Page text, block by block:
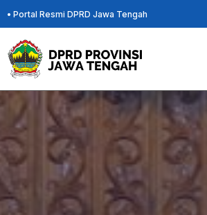
Skip
to
content
• Portal Resmi DPRD Jawa Tengah